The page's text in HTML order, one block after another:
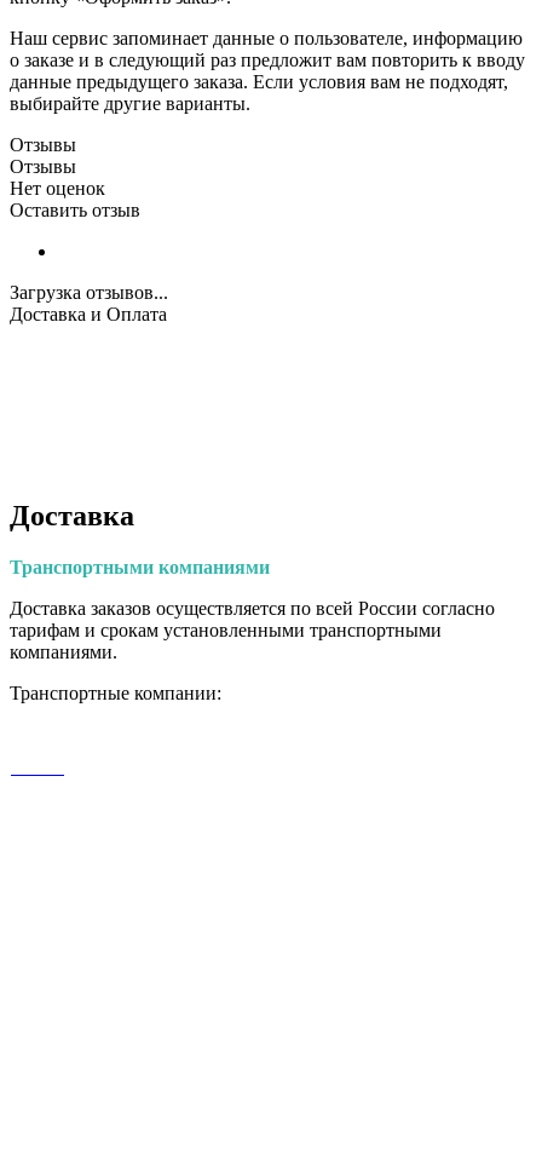
Наш сервис запоминает данные о пользователе, информацию
о заказе и в следующий раз предложит вам повторить к вводу
данные предыдущего заказа. Если условия вам не подходят,
выбирайте другие варианты.
Отзывы
Отзывы
Нет оценок
Оставить отзыв
Загрузка отзывов...
Доставка и Оплата
Доставка
Транспортными компаниями
Доставка заказов осуществляется по всей России согласно
тарифам и срокам установленными транспортными
компаниями.
Транспортные компании: